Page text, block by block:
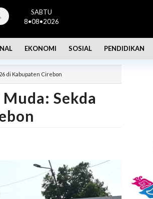
SABTU
8•08•2026
EKONOMI SOSIAL PENDIDIKAN
di Kabupaten Cirebon
Sekda